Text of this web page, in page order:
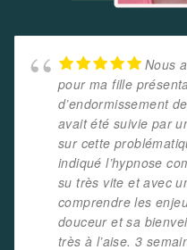
Nous
pour ma fille
d’endormissement
avait été suivie par
sur cette
indiqué l’hypnose
su très vite et avec
comprendre les
douceur et sa
très à l’aise. 3